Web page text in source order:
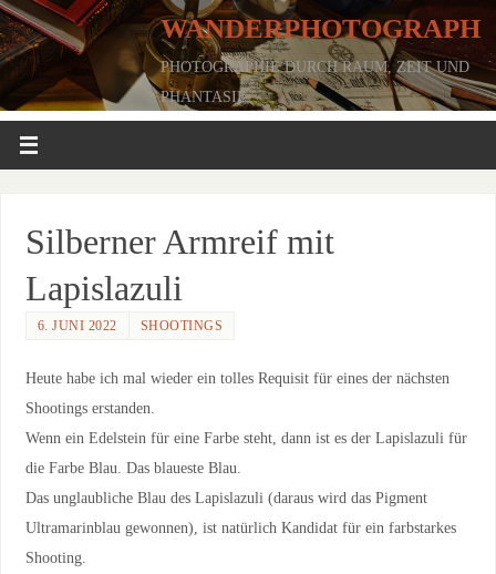
WANDERPHOTOGRAPH
PHOTOGRAPHIE DURCH RAUM, ZEIT UND
PHANTASIE
Silberner Armreif mit
Lapislazuli
6. JUNI 2022 SHOOTINGS
Heute habe ich mal wieder ein tolles Requisit für eines der nächsten
Shootings erstanden.
Wenn ein Edelstein für eine Farbe steht, dann ist es der Lapislazuli für
die Farbe Blau. Das blaueste Blau.
Das unglaubliche Blau des Lapislazuli (daraus wird das Pigment
Ultramarinblau gewonnen), ist natürlich Kandidat für ein farbstarkes
Shooting.